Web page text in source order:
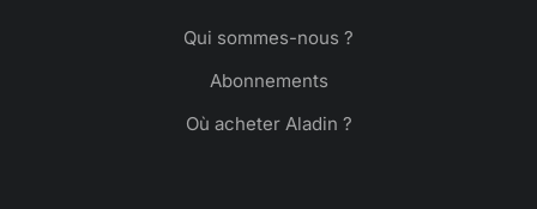
Qui sommes-nous ?
Abonnements
Où acheter Aladin ?